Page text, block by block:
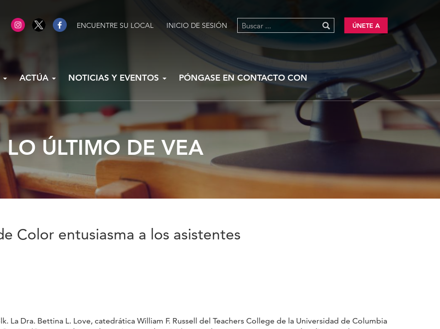
ENCUENTRE SU LOCAL INICIO DE SESIÓN ÚNETE A
ACTÚA NOTICIAS Y EVENTOS PÓNGASE EN CONTACTO CON
LO ÚLTIMO DE VEA
Color entusiasma a los asistentes
La Dra. Bettina L. Love, catedrática William F. Russell del Teachers College de la Universidad de Columbia